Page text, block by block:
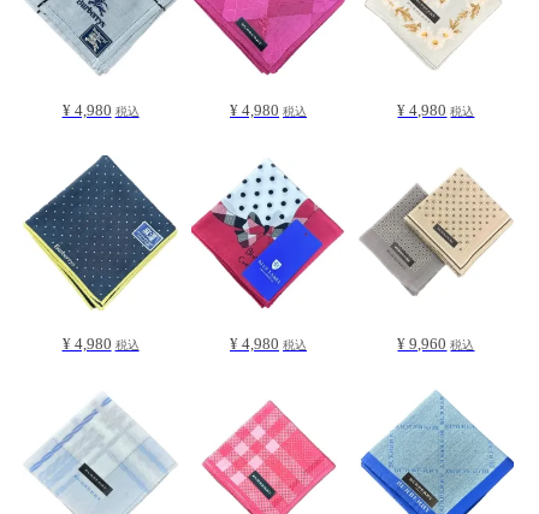
¥ 4,980 税込 ¥ 4,980 税込 ¥ 4,980 税込
¥ 4,980 税込 ¥ 4,980 税込 ¥ 9,960 税込